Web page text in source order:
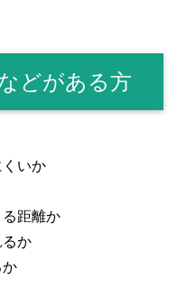
どがある方
くいか
る距離か
るか
か